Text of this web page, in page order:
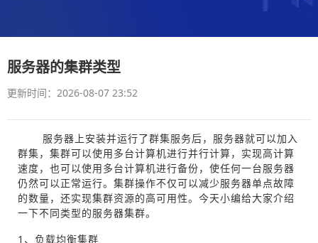
服务器的集群类型
更新时间：2026-08-07 23:52
服务器上安装并运行了群集服务后，服务器就可以加入
群集，集群可以使用多台计算机进行并行计算，实现高计算
速度，也可以使用多台计算机进行备份，使任何一台服务器
仍然可以正常运行。集群操作不仅可以减少服务器单点故障
的数量，还实现集群资源的高可用性。今天小编给大家介绍
一下不同类型的服务器集群。
1、负载均衡集群